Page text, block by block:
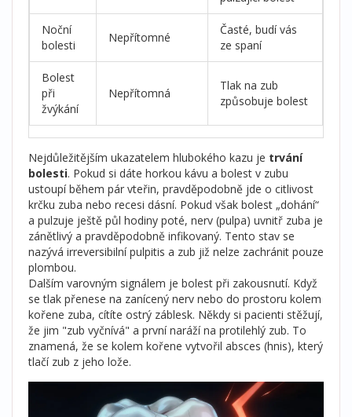
Noční
bolesti
Nepřítomné
Časté, budí vás
ze spaní
Bolest
při
žvýkání
Nepřítomná
Tlak na zub
způsobuje bolest
Nejdůležitějším ukazatelem hlubokého kazu je trvání
bolesti. Pokud si dáte horkou kávu a bolest v zubu
ustoupí během pár vteřin, pravděpodobně jde o citlivost
krčku zuba nebo recesi dásní. Pokud však bolest „dohání“
a pulzuje ještě půl hodiny poté, nerv (pulpa) uvnitř zuba je
zánětlivý a pravděpodobně infikovaný. Tento stav se
nazývá irreversibilní pulpitis a zub již nelze zachránit pouze
plombou.
Dalším varovným signálem je bolest při zakousnutí. Když
se tlak přenese na zanícený nerv nebo do prostoru kolem
kořene zuba, cítíte ostrý záblesk. Někdy si pacienti stěžují,
že jim "zub vyčnívá" a první naráží na protilehlý zub. To
znamená, že se kolem kořene vytvořil absces (hnis), který
tlačí zub z jeho lože.